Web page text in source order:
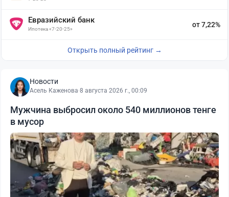
Евразийский банк
Ипотека «7-20-25»
от 7,22%
Открыть полный рейтинг →
Новости
Асель Каженова·8 августа 2026 г., 00:09
Мужчина выбросил около 540 миллионов тенге
в мусор